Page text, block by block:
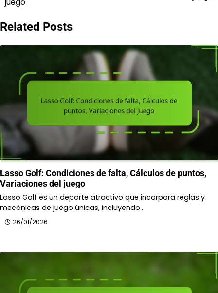
Related Posts
Lasso Golf: Condiciones de falta, Cálculos de puntos,
Variaciones del juego
Lasso Golf es un deporte atractivo que incorpora reglas y
mecánicas de juego únicas, incluyendo…
26/01/2026